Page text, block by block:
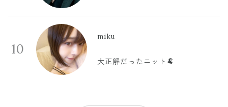
10
miku
大正解だったニット🐏